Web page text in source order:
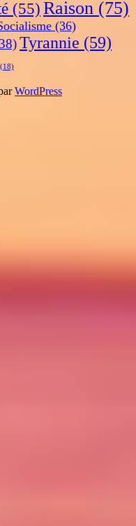
(55) Raison (75)
(36)
Tyrannie (59)
(18)
WordPress